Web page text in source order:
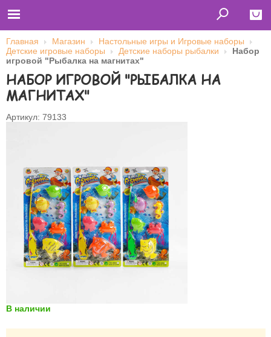
Close
Главная
Футболки
Толстовки (кенгурушки)
Лонгсливы
Имя пользователя (логин)
Пароль
Запомнить меня
Забыли имя пользователя (логин)?
Регистрация
Главная Магазин
Настольные игры и Игровые наборы
Детские игровые наборы
Детские наборы рыбалки
Набор
игровой "Рыбалка на магнитах"
НАБОР ИГРОВОЙ "РЫБАЛКА НА
МАГНИТАХ"
Артикул: 79133
В наличии